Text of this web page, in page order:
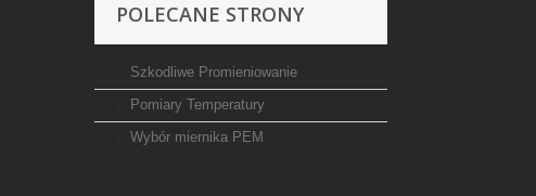
POLECANE STRONY
Szkodliwe Promieniowanie
Pomiary Temperatury
Wybór miernika PEM